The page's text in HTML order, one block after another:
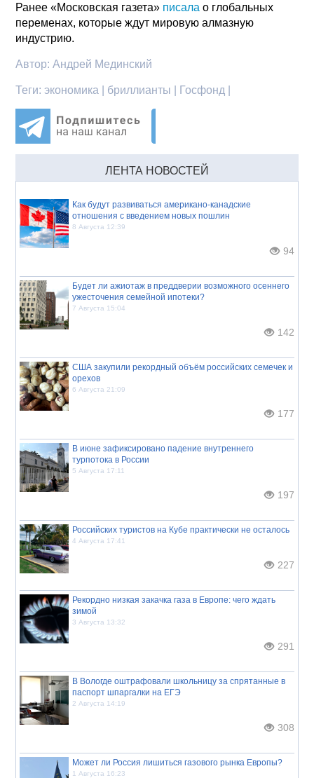
Ранее «Московская газета» писала о глобальных
переменах, которые ждут мировую алмазную
индустрию.
Автор:Андрей Мединский
Теги:экономика | бриллианты | Госфонд |
ЛЕНТА НОВОСТЕЙ
Как будут развиваться американо-канадские
отношения с введением новых пошлин
8 Августа 12:39
94
Будет ли ажиотаж в преддверии возможного осеннего
ужесточения семейной ипотеки?
7 Августа 15:04
142
США закупили рекордный объём российских семечек и
орехов
6 Августа 21:09
177
В июне зафиксировано падение внутреннего
турпотока в России
5 Августа 17:11
197
Российских туристов на Кубе практически не осталось
4 Августа 17:41
227
Рекордно низкая закачка газа в Европе: чего ждать
зимой
3 Августа 13:32
291
В Вологде оштрафовали школьницу за спрятанные в
паспорт шпаргалки на ЕГЭ
2 Августа 14:19
308
Может ли Россия лишиться газового рынка Европы?
1 Августа 16:23